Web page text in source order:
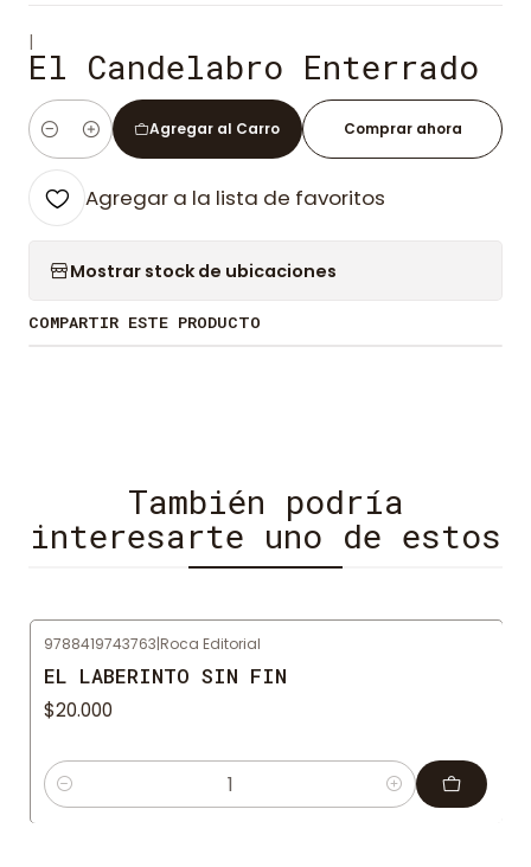
|
El Candelabro Enterrado
Cantidad
Agregar al Carro Comprar ahora
Agregar a la lista de favoritos
Mostrar stock de ubicaciones
COMPARTIR ESTE PRODUCTO
También podría
interesarte uno de estos
9788419743763|Roca Editorial
EL LABERINTO SIN FIN
$20.000
Cantidad